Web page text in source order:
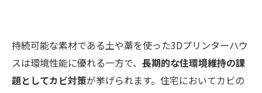
持続可能な素材である土や藁を使った3Dプリンターハウ
スは環境性能に優れる一方で、 長期的な住環境維持の課
題としてカビ対策が挙げられます。住宅においてカビの